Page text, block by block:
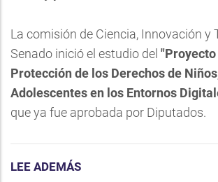
La comisión de Ciencia, Innovación y
Senado inició el estudio del
Protección de los Derechos de
Adolescentes en los Entornos
que ya fue aprobada por Diputados.
LEE ADEMÁS